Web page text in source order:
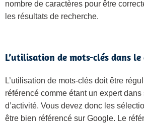
nombre de caractères pour être
les résultats de recherche.
L’utilisation de mots-clés dans
L’utilisation de mots-clés doit être
référencé comme étant un expert
d’activité. Vous devez donc les
être bien référencé sur Google. Le